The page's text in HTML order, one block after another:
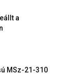
a
MSz-21-310